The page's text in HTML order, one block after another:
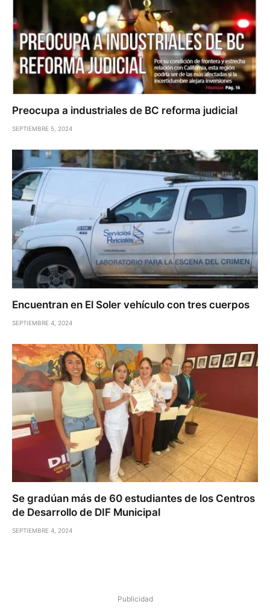
Preocupa a industriales de BC reforma judicial
SEPTIEMBRE 5, 2024
Encuentran en El Soler vehículo con tres cuerpos
SEPTIEMBRE 4, 2024
Se gradúan más de 60 estudiantes de los Centros
de Desarrollo de DIF Municipal
SEPTIEMBRE 4, 2024
Publicidad